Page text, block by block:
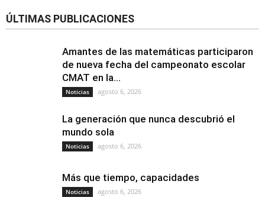
ÚLTIMAS PUBLICACIONES
Amantes de las matemáticas participaron
de nueva fecha del campeonato escolar
CMAT en la...
Noticias agosto 6, 2026
La generación que nunca descubrió el
mundo sola
Noticias agosto 6, 2026
Más que tiempo, capacidades
Noticias agosto 6, 2026